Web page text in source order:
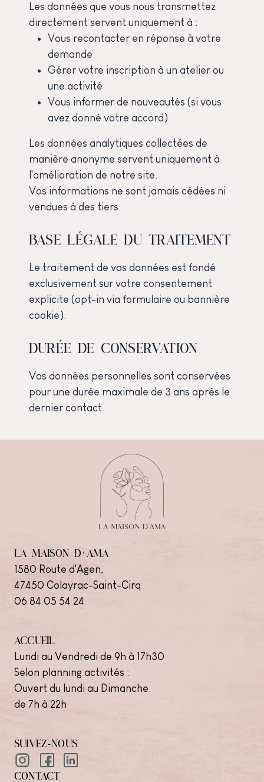
Les données que vous nous transmettez
directement servent uniquement à :
Vous recontacter en réponse à votre
demande
Gérer votre inscription à un atelier ou
une activité
Vous informer de nouveautés (si vous
avez donné votre accord)
Les données analytiques collectées de
manière anonyme servent uniquement à
l'amélioration de notre site.
Vos informations ne sont jamais cédées ni
vendues à des tiers.
BASE LÉGALE DU TRAITEMENT
Le traitement de vos données est fondé
exclusivement sur votre consentement
explicite (opt-in via formulaire ou bannière
cookie).
DURÉE DE CONSERVATION
Vos données personnelles sont conservées
pour une durée maximale de 3 ans après le
dernier contact.
LA MAISON D'AMA
1580 Route d'Agen,
47450 Colayrac-Saint-Cirq
06 84 05 54 24
ACCUEIL
Lundi au Vendredi de 9h à 17h30
Selon planning activités :
Ouvert du lundi au Dimanche.
de 7h à 22h
SUIVEZ-NOUS
CONTACT